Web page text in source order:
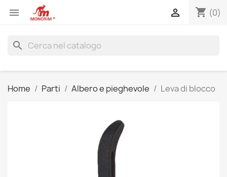
 shopping_cart (0)

search
Home Parti Albero e pieghevole Leva di blocco